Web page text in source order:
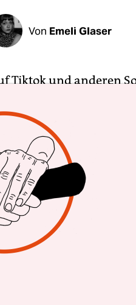
Von Emeli Glaser
Tiktok und anderen
Idee des
Gärten,
Küchen
zum
ZDFneo-Serie „Wir“
tauglichen
die Cottagecore-
Berliner:innen, die